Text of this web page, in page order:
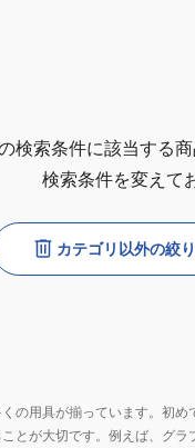
検索条件に該当する
検索条件を変えて
カテゴリ以外の絞
の用具が揃っています。初
とが大切です。例えば、グラ